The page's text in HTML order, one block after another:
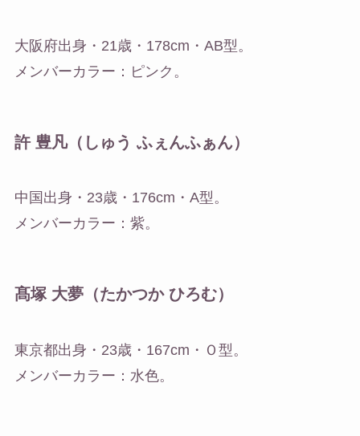
大阪府出身・21歳・178cm・AB型。
メンバーカラー：ピンク。
許 豊凡（しゅう ふぇんふぁん）
中国出身・23歳・176cm・A型。
メンバーカラー：紫。
髙塚 大夢（たかつか ひろむ）
東京都出身・23歳・167cm・Ｏ型。
メンバーカラー：水色。